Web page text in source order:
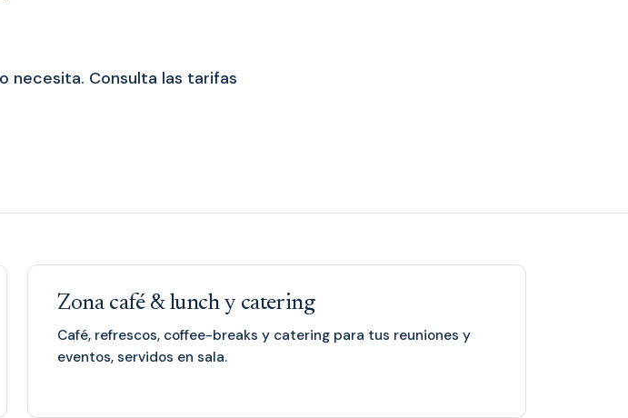
necesita. Consulta las tarifas
Zona café & lunch y catering
Café, refrescos, coffee-breaks y catering para tus reuniones y
eventos, servidos en sala.